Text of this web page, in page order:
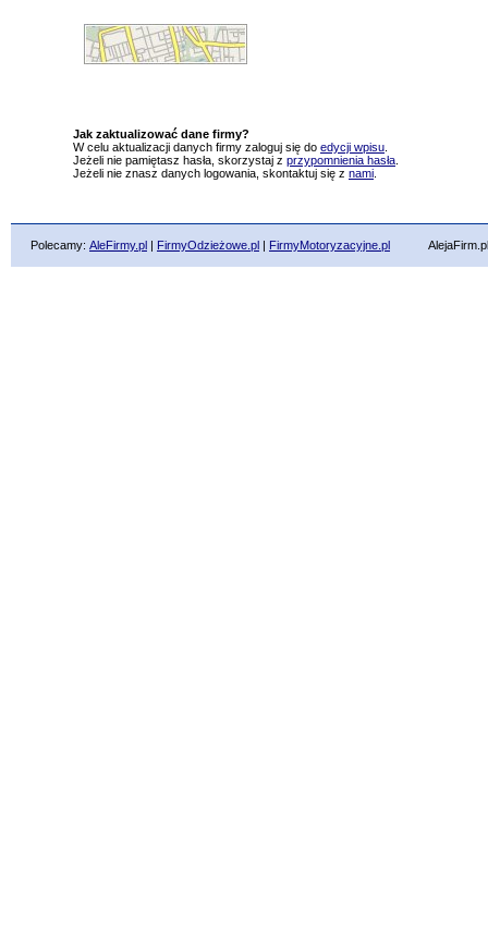
Jak zaktualizować dane firmy?
W celu aktualizacji danych firmy zaloguj się do edycji wpisu
Jeżeli nie pamiętasz hasła, skorzystaj z przypomnienia hasła
Jeżeli nie znasz danych logowania, skontaktuj się z nami
Polecamy: AleFirmy.pl | FirmyOdzieżowe.pl | FirmyMotoryzacyjne.pl AlejaFirm.pl